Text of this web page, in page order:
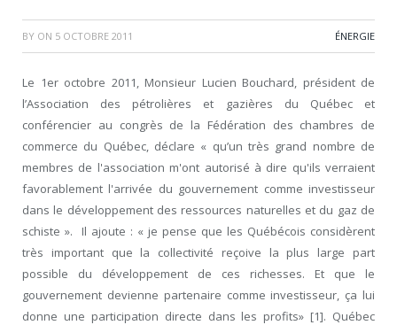
BY ON 5 OCTOBRE 2011 ÉNERGIE
Le 1er octobre 2011, Monsieur Lucien Bouchard, président de
l’Association des pétrolières et gazières du Québec et
conférencier au congrès de la Fédération des chambres de
commerce du Québec, déclare « qu’un très grand nombre de
membres de l'association m'ont autorisé à dire qu'ils verraient
favorablement l'arrivée du gouvernement comme investisseur
dans le développement des ressources naturelles et du gaz de
schiste ». Il ajoute : « je pense que les Québécois considèrent
très important que la collectivité reçoive la plus large part
possible du développement de ces richesses. Et que le
gouvernement devienne partenaire comme investisseur, ça lui
donne une participation directe dans les profits» [1]. Québec